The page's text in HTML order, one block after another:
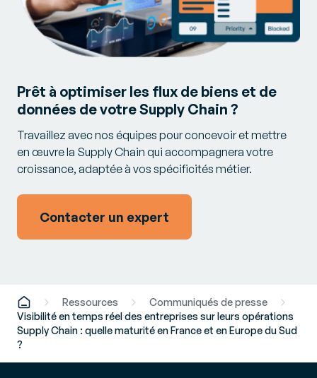
Prêt à optimiser les flux de biens et de
données de votre Supply Chain ?
Travaillez avec nos équipes pour concevoir et mettre
en œuvre la Supply Chain qui accompagnera votre
croissance, adaptée à vos spécificités métier.
Contacter un expert
Ressources
Communiqués de presse
Visibilité en temps réel des entreprises sur leurs opérations
Supply Chain : quelle maturité en France et en Europe du Sud
?